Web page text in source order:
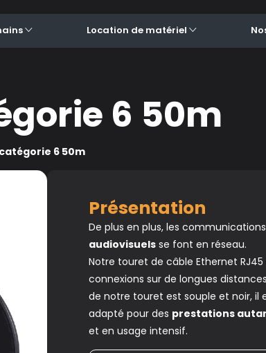
Location de matériel
6 50m
6 50m
Présentation
De plus en plus, les
audiovisuels se font en réseau.
Notre touret de câble Ethernet
connexions sur de longues
de notre touret est souple et noir, il
adapté pour des prestations
et en usage intensif.